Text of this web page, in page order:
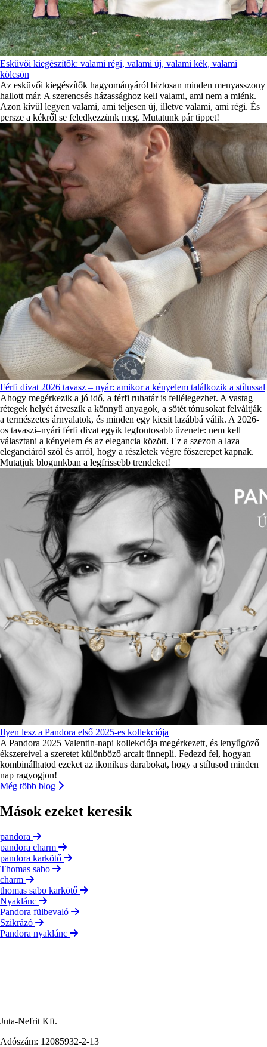
Esküvői kiegészítők: valami régi, valami új, valami kék, valami
kölcsön
Az esküvői kiegészítők hagyományáról biztosan minden menyasszony
hallott már. A szerencsés házassághoz kell valami, ami nem a miénk.
Azon kívül legyen valami, ami teljesen új, illetve valami, ami régi. És
persze a kékről se feledkezzünk meg. Mutatunk pár tippet!
Férfi divat 2026 tavasz – nyár: amikor a kényelem találkozik a stílussal
Ahogy megérkezik a jó idő, a férfi ruhatár is fellélegezhet. A vastag
rétegek helyét átveszik a könnyű anyagok, a sötét tónusokat felváltják
a természetes árnyalatok, és minden egy kicsit lazábbá válik. A 2026-
os tavaszi–nyári férfi divat egyik legfontosabb üzenete: nem kell
választani a kényelem és az elegancia között. Ez a szezon a laza
eleganciáról szól és arról, hogy a részletek végre főszerepet kapnak.
Mutatjuk blogunkban a legfrissebb trendeket!
Ilyen lesz a Pandora első 2025-es kollekciója
A Pandora 2025 Valentin-napi kollekciója megérkezett, és lenyűgöző
ékszereivel a szeretet különböző arcait ünnepli. Fedezd fel, hogyan
kombinálhatod ezeket az ikonikus darabokat, hogy a stílusod minden
nap ragyogjon!
Még több blog
Mások ezeket keresik
pandora
pandora charm
pandora karkötő
Thomas sabo
charm
thomas sabo karkötő
Nyaklánc
Pandora fülbevaló
Szikrázó
Pandora nyaklánc
Juta-Nefrit Kft.
Adószám: 12085932-2-13